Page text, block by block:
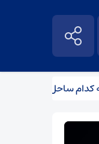
ساحل می‌رسد؟